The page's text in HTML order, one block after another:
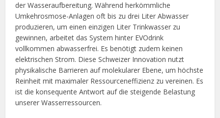
der Wasseraufbereitung. Während herkömmliche
Umkehrosmose-Anlagen oft bis zu drei Liter Abwasser
produzieren, um einen einzigen Liter Trinkwasser zu
gewinnen, arbeitet das System hinter EVOdrink
vollkommen abwasserfrei. Es benötigt zudem keinen
elektrischen Strom. Diese Schweizer Innovation nutzt
physikalische Barrieren auf molekularer Ebene, um höchste
Reinheit mit maximaler Ressourceneffizienz zu vereinen. Es
ist die konsequente Antwort auf die steigende Belastung
unserer Wasserressourcen.